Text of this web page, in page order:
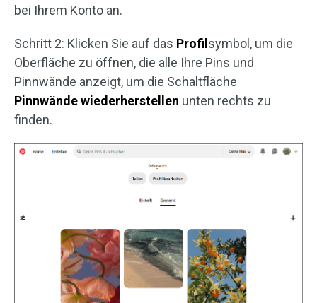
bei Ihrem Konto an.
Schritt 2: Klicken Sie auf das Profil symbol, um die
Oberfläche zu öffnen, die alle Ihre Pins und
Pinnwände anzeigt, um die Schaltfläche
Pinnwände wiederherstellen unten rechts zu
finden.